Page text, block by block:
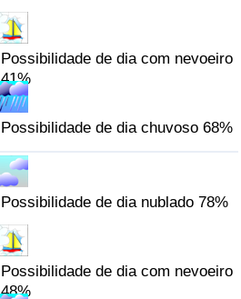
Possibilidade de dia com nevoeiro
41%
Possibilidade de dia chuvoso 68%
Possibilidade de dia nublado 78%
Possibilidade de dia com nevoeiro
48%